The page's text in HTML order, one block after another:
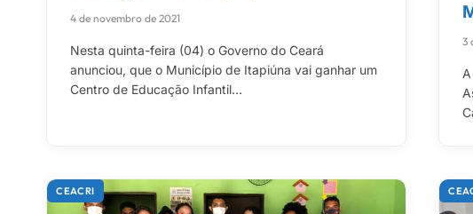
4 de novembro de 2021
Nesta quinta-feira (04) o Governo do Ceará
anunciou, que o Município de Itapiúna vai ganhar um
Centro de Educação Infantil…
3
CEACRI